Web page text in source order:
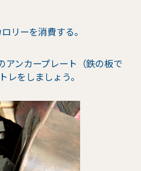
リーを消費する。
アンカープレート（鉄の板で
レをしましょう。